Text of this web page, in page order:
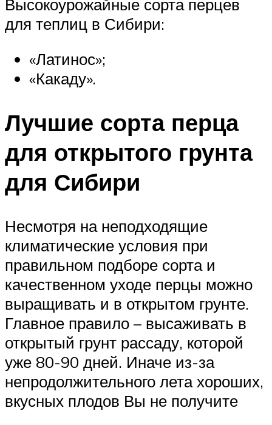
Высокоурожайные сорта перцев
для теплиц в Сибири:
«Латинос»;
«Какаду».
Лучшие сорта перца
для открытого грунта
для Сибири
Несмотря на неподходящие
климатические условия при
правильном подборе сорта и
качественном уходе перцы можно
выращивать и в открытом грунте.
Главное правило – высаживать в
открытый грунт рассаду, которой
уже 80-90 дней. Иначе из-за
непродолжительного лета хороших,
вкусных плодов Вы не получите